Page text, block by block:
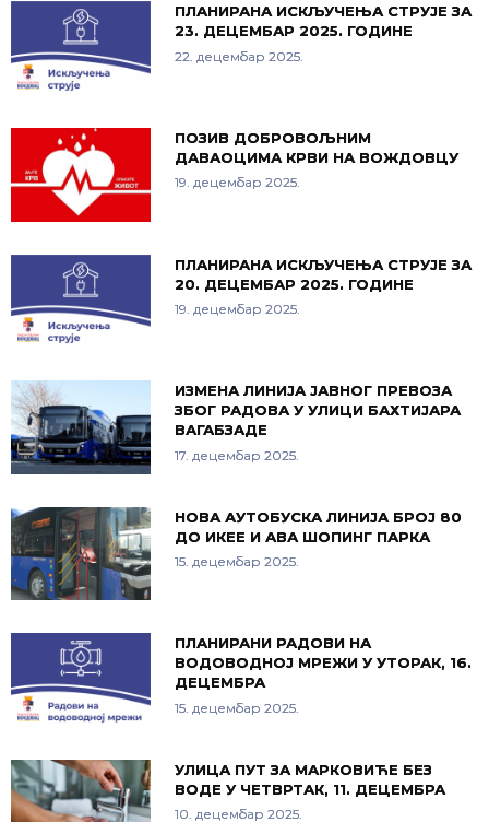
ПЛАНИРАНА ИСКЉУЧЕЊА СТРУЈЕ ЗА
23. ДЕЦЕМБАР 2025. ГОДИНЕ
22. децембар 2025.
ПОЗИВ ДОБРОВОЉНИМ
ДАВАОЦИМА КРВИ НА ВОЖДОВЦУ
19. децембар 2025.
ПЛАНИРАНА ИСКЉУЧЕЊА СТРУЈЕ ЗА
20. ДЕЦЕМБАР 2025. ГОДИНЕ
19. децембар 2025.
ИЗМЕНА ЛИНИЈА ЈАВНОГ ПРЕВОЗА
ЗБОГ РАДОВА У УЛИЦИ БАХТИЈАРА
ВАГАБЗАДЕ
17. децембар 2025.
НОВА АУТОБУСКА ЛИНИЈА БРОЈ 80
ДО ИКЕЕ И АВА ШОПИНГ ПАРКА
15. децембар 2025.
ПЛАНИРАНИ РАДОВИ НА
ВОДОВОДНОЈ МРЕЖИ У УТОРАК, 16.
ДЕЦЕМБРА
15. децембар 2025.
УЛИЦА ПУТ ЗА МАРКОВИЋЕ БЕЗ
ВОДЕ У ЧЕТВРТАК, 11. ДЕЦЕМБРА
10. децембар 2025.